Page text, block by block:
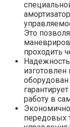
Это
проходить
работу в
передовых